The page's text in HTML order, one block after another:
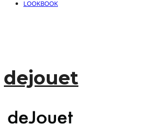
LOOKBOOK
dejouet